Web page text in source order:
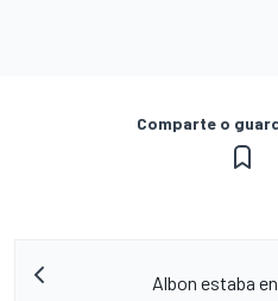
Comparte o
Albon estaba